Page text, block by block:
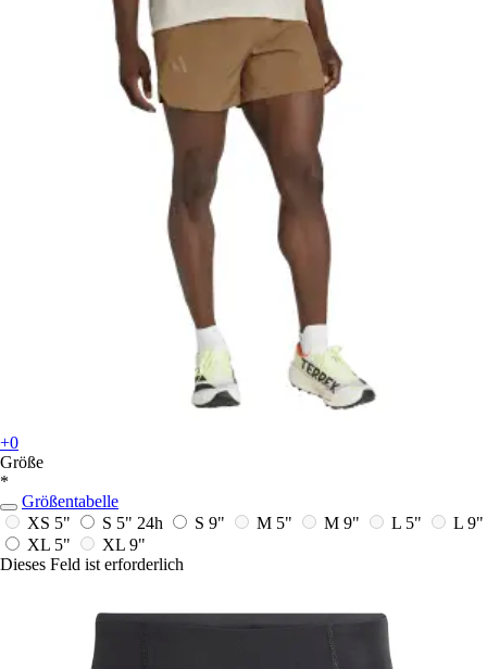
+0
Größe
*
Größentabelle
XS 5"
S 5" 24h S 9" M 5" M 9" L 5"
L 9"
XL 5"
XL 9"
Dieses Feld ist erforderlich